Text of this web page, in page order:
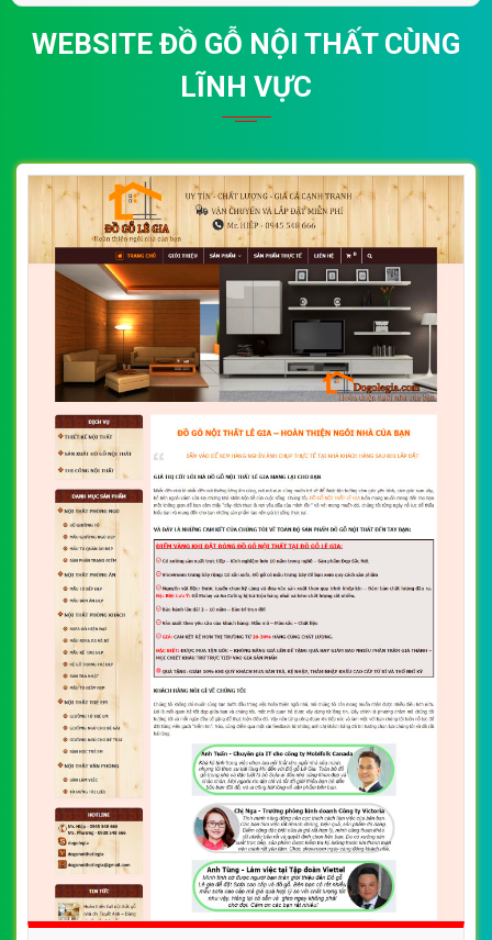
WEBSITE ĐỒ GỖ NỘI THẤT CÙNG
LĨNH VỰC